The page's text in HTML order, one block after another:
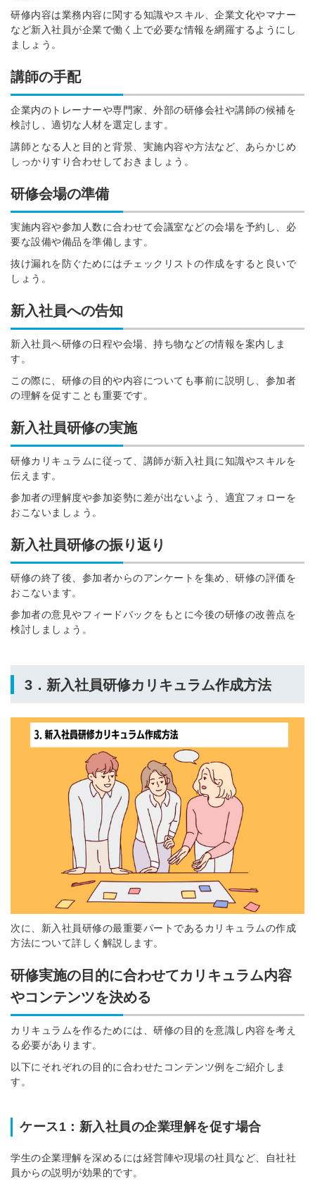
研修内容は業務内容に関する知識やスキル、企業文化やマナー
など新入社員が企業で働く上で必要な情報を網羅するようにし
ましょう。
講師の手配
企業内のトレーナーや専門家、外部の研修会社や講師の候補を
検討し、適切な人材を選定します。
講師となる人と目的と背景、実施内容や方法など、あらかじめ
しっかりすり合わせしておきましょう。
研修会場の準備
実施内容や参加人数に合わせて会議室などの会場を予約し、必
要な設備や備品を準備します。
抜け漏れを防ぐためにはチェックリストの作成をすると良いで
しょう。
新入社員への告知
新入社員へ研修の日程や会場、持ち物などの情報を案内しま
す。
この際に、研修の目的や内容についても事前に説明し、参加者
の理解を促すことも重要です。
新入社員研修の実施
研修カリキュラムに従って、講師が新入社員に知識やスキルを
伝えます。
参加者の理解度や参加姿勢に差が出ないよう、適宜フォローを
おこないましょう。
新入社員研修の振り返り
研修の終了後、参加者からのアンケートを集め、研修の評価を
おこないます。
参加者の意見やフィードバックをもとに今後の研修の改善点を
検討しましょう。
3．新入社員研修カリキュラム作成方法
次に、新入社員研修の最重要パートであるカリキュラムの作成
方法について詳しく解説します。
研修実施の目的に合わせてカリキュラム内容
やコンテンツを決める
カリキュラムを作るためには、研修の目的を意識し内容を考え
る必要があります。
以下にそれぞれの目的に合わせたコンテンツ例をご紹介しま
す。
ケース1：新入社員の企業理解を促す場合
学生の企業理解を深めるには経営陣や現場の社員など、自社社
員からの説明が効果的です。